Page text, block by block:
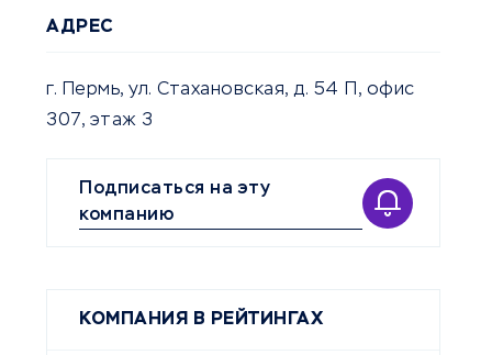
АДРЕС
г. Пермь, ул. Стахановская, д. 54 П, офис
307, этаж 3
Подписаться на эту
компанию
КОМПАНИЯ В РЕЙТИНГАХ